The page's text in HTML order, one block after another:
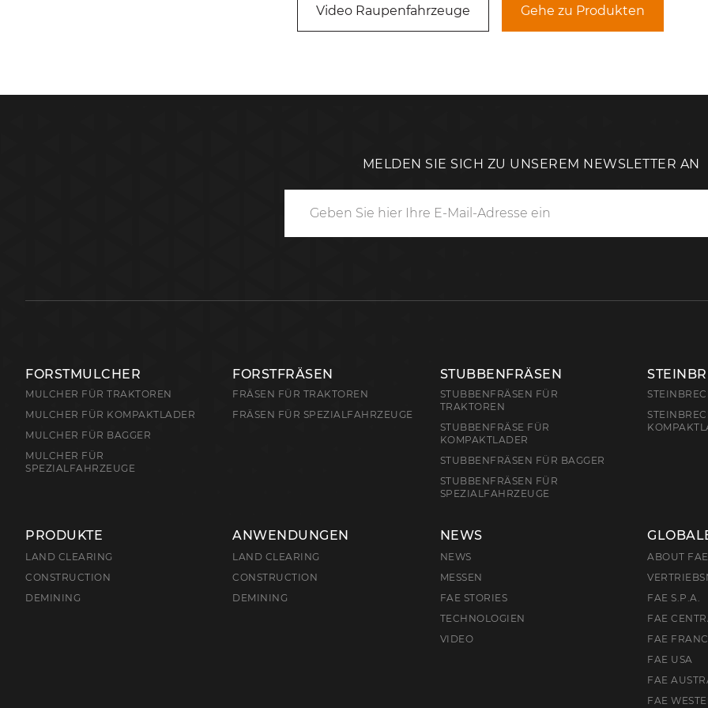
Video Raupenfahrzeuge Gehe zu Produkten
MELDEN SIE SICH ZU UNSEREM NEWSLETTER AN
FORSTMULCHER
MULCHER FÜR TRAKTOREN
MULCHER FÜR KOMPAKTLADER
MULCHER FÜR BAGGER
MULCHER FÜR
SPEZIALFAHRZEUGE
FORSTFRÄSEN
FRÄSEN FÜR TRAKTOREN
FRÄSEN FÜR SPEZIALFAHRZEUGE
STUBBENFRÄSEN
STUBBENFRÄSEN FÜR
TRAKTOREN
STUBBENFRÄSE FÜR
KOMPAKTLADER
STUBBENFRÄSEN FÜR BAGGER
STUBBENFRÄSEN FÜR
SPEZIALFAHRZEUGE
PRODUKTE
LAND CLEARING
CONSTRUCTION
DEMINING
ANWENDUNGEN
LAND CLEARING
CONSTRUCTION
DEMINING
NEWS
NEWS
MESSEN
FAE STORIES
TECHNOLOGIEN
VIDEO
ABOUT FAE
FAE S.P.A.
FAE
FAE
FAE USA
FAE
FAE